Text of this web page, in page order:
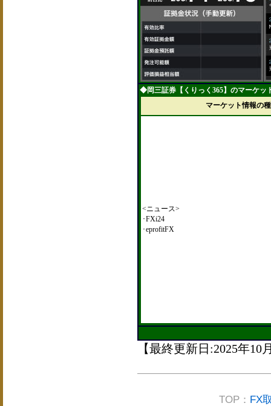
◆岡三証券【くりっく365】のマーケッ
マーケット情報の
<ニュース>
･FXi24
･eprofitFX
【最終更新日:2025年10
TOP： FX